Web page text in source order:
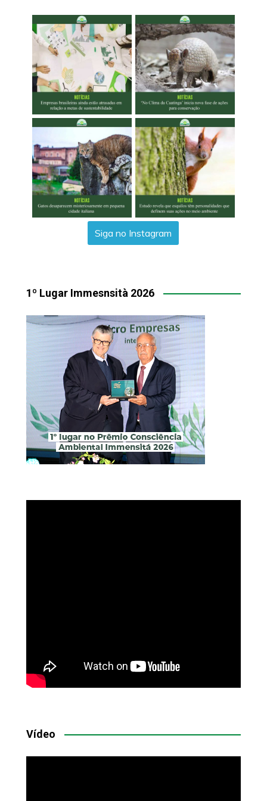
Siga no Instagram
1º Lugar Immesnsità 2026
Vídeo